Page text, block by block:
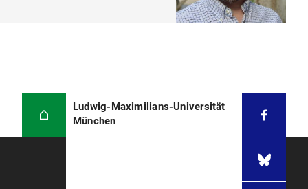
Ludwig-Maximilians-Universität
München